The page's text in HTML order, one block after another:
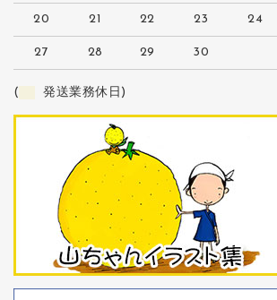
20 21 22 23 24
27 28 29 30
( 発送業務休日)